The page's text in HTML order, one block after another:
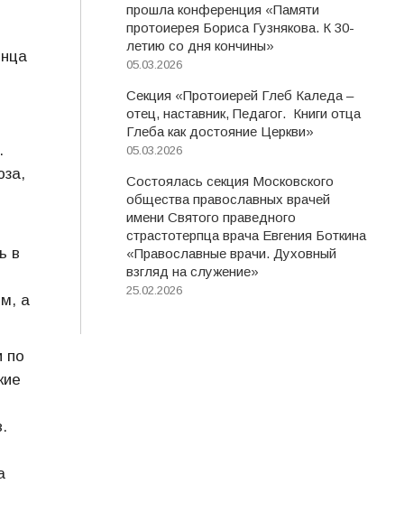
в
а
по
прошла конференция «Памяти
протоиерея Бориса Гузнякова. К 30-
летию со дня кончины»
05.03.2026
Секция «Протоиерей Глеб Каледа –
отец, наставник, Педагог. Книги отца
Глеба как достояние Церкви»
05.03.2026
Состоялась секция Московского
общества православных врачей
имени Святого праведного
страстотерпца врача Евгения Боткина
«Православные врачи. Духовный
взгляд на служение»
25.02.2026